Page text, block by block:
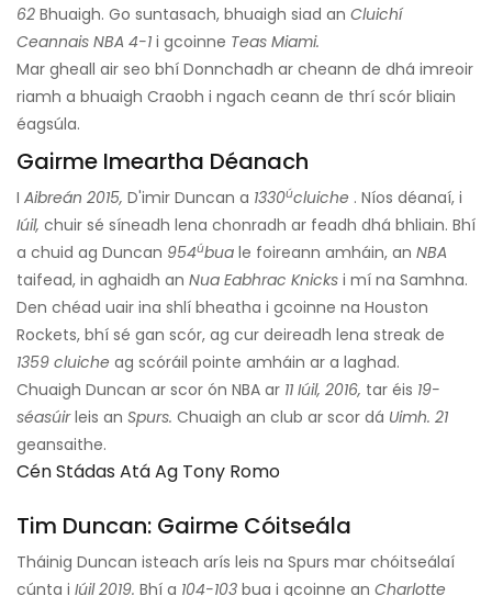
62 Bhuaigh. Go suntasach, bhuaigh siad an Cluichí
Ceannais NBA 4-1 i gcoinne Teas Miami.
Mar gheall air seo bhí Donnchadh ar cheann de dhá imreoir
riamh a bhuaigh Craobh i ngach ceann de thrí scór bliain
éagsúla.
Gairme Imeartha Déanach
I Aibreán 2015, D'imir Duncan a 1330úcluiche . Níos déanaí, i
Iúil, chuir sé síneadh lena chonradh ar feadh dhá bhliain. Bhí
a chuid ag Duncan 954úbua le foireann amháin, an NBA
taifead, in aghaidh an Nua Eabhrac Knicks i mí na Samhna.
Den chéad uair ina shlí bheatha i gcoinne na Houston
Rockets, bhí sé gan scór, ag cur deireadh lena streak de
1359 cluiche ag scóráil pointe amháin ar a laghad.
Chuaigh Duncan ar scor ón NBA ar 11 Iúil, 2016, tar éis 19-
séasúirleis an Spurs. Chuaigh an club ar scor dá Uimh. 21
geansaithe.
Cén Stádas Atá Ag Tony Romo
Tim Duncan: Gairme Cóitseála
Tháinig Duncan isteach arís leis na Spurs mar chóitseálaí
cúnta i Iúil 2019. Bhí a 104-103 bua i gcoinne an Charlotte